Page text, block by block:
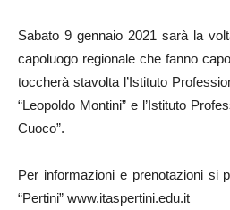
Sabato 9 gennaio 2021 sarà la
capoluogo regionale che fanno
toccherà stavolta l’Istituto
“Leopoldo Montini” e l’Istituto
Cuoco”.
Per informazioni e prenotazioni si
“Pertini” www.itaspertini.edu.it